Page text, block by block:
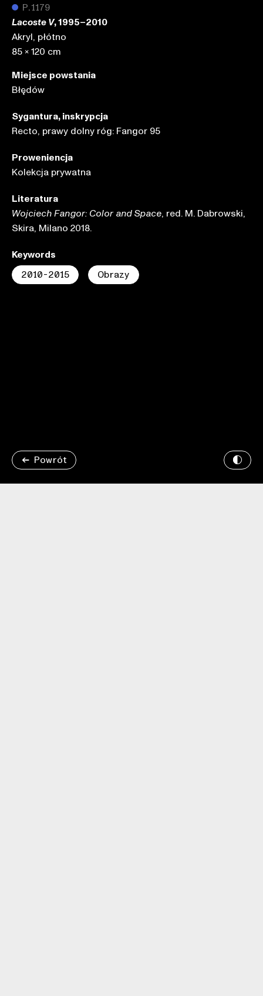
● P.1179
Lacoste V, 1995–2010
Akryl, płótno
85 x 120 cm
Miejsce powstania
Błędów
Keywords
2010-2015 Obrazy
Sygantura, inskrypcja
Recto, prawy dolny róg: Fangor 95
Proweniencja
Kolekcja prywatna
Literatura
Wojciech Fangor: Color and Space, red. M. Dabrowski,
Skira, Milano 2018.
Powrót